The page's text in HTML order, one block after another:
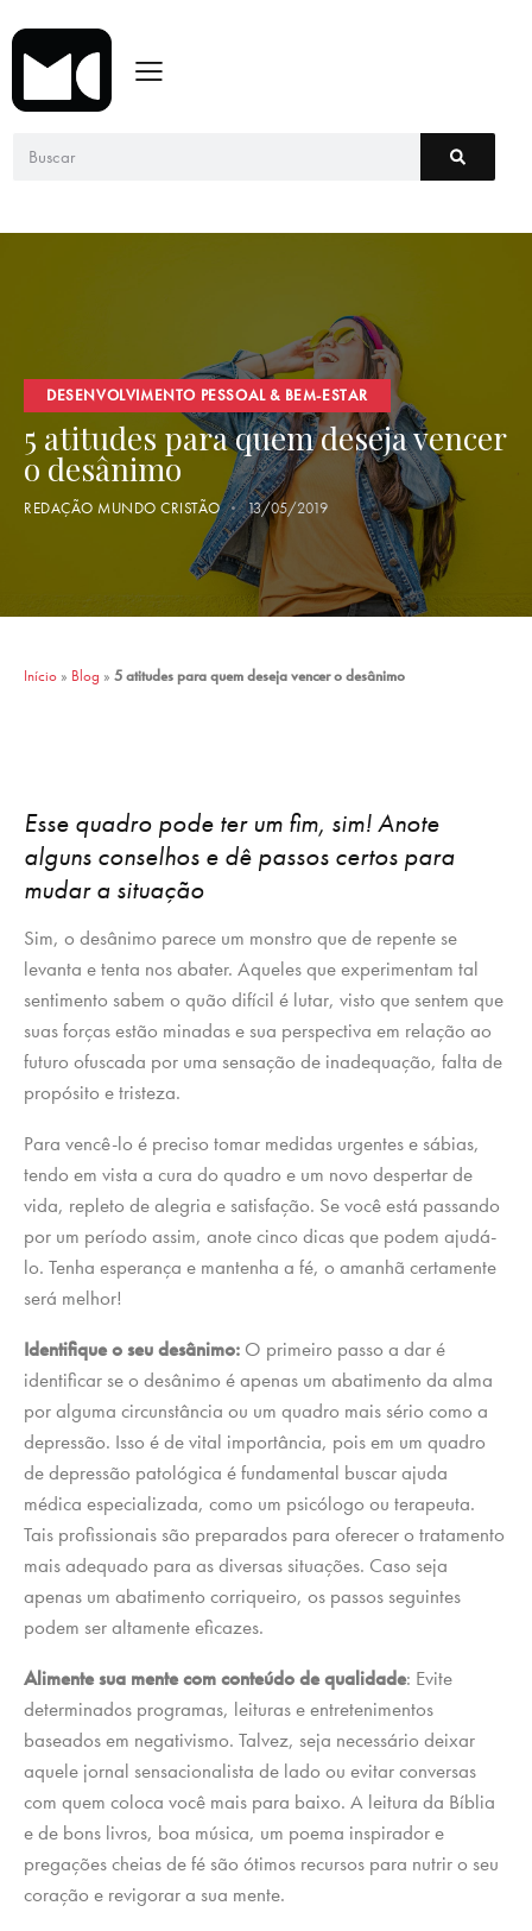
DESENVOLVIMENTO PESSOAL & BEM-ESTAR
5 atitudes para quem deseja vencer
o desânimo
REDAÇÃO MUNDO CRISTÃO 13/05/2019
Início » Blog » 5 atitudes para quem deseja vencer o desânimo
Esse quadro pode ter um fim, sim! Anote
alguns conselhos e dê passos certos para
mudar a situação
Sim, o desânimo parece um monstro que de repente se
levanta e tenta nos abater. Aqueles que experimentam tal
sentimento sabem o quão difícil é lutar, visto que sentem que
suas forças estão minadas e sua perspectiva em relação ao
futuro ofuscada por uma sensação de inadequação, falta de
propósito e tristeza.
Para vencê-lo é preciso tomar medidas urgentes e sábias,
tendo em vista a cura do quadro e um novo despertar de
vida, repleto de alegria e satisfação. Se você está passando
por um período assim, anote cinco dicas que podem ajudá-
lo. Tenha esperança e mantenha a fé, o amanhã certamente
será melhor!
Identifique o seu desânimo: O primeiro passo a dar é
identificar se o desânimo é apenas um abatimento da alma
por alguma circunstância ou um quadro mais sério como a
depressão. Isso é de vital importância, pois em um quadro
de depressão patológica é fundamental buscar ajuda
médica especializada, como um psicólogo ou terapeuta.
Tais profissionais são preparados para oferecer o tratamento
mais adequado para as diversas situações. Caso seja
apenas um abatimento corriqueiro, os passos seguintes
podem ser altamente eficazes.
Alimente sua mente com conteúdo de qualidade: Evite
determinados programas, leituras e entretenimentos
baseados em negativismo. Talvez, seja necessário deixar
aquele jornal sensacionalista de lado ou evitar conversas
com quem coloca você mais para baixo. A leitura da Bíblia
e de bons livros, boa música, um poema inspirador e
pregações cheias de fé são ótimos recursos para nutrir o seu
coração e revigorar a sua mente.